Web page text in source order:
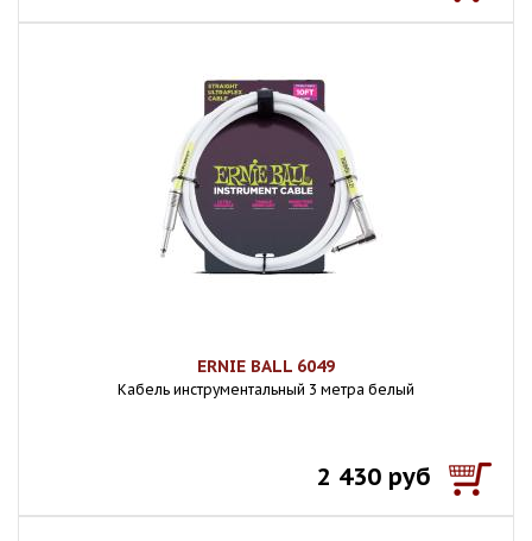
ERNIE BALL 6049
Кабель инструментальный 3 метра белый
2 430 руб